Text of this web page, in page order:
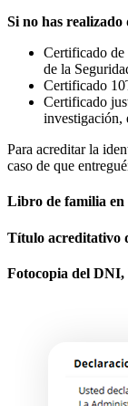
Si no has
Certificado de
de la
Certificado
Certificado
investigación,
Para acreditar la
caso de que
Libro de familia en
Título acreditativo
Fotocopia del